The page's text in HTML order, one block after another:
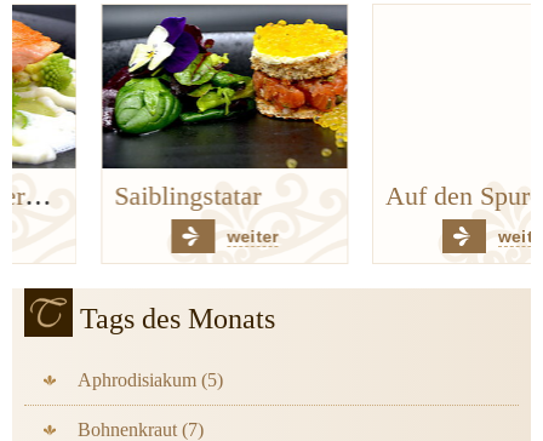
Saiblingstatar
weiter
Auf den Spuren der Bergischen Küchenklassiker
weiter
Tags des Monats
Aphrodisiakum (5)
Bohnenkraut (7)